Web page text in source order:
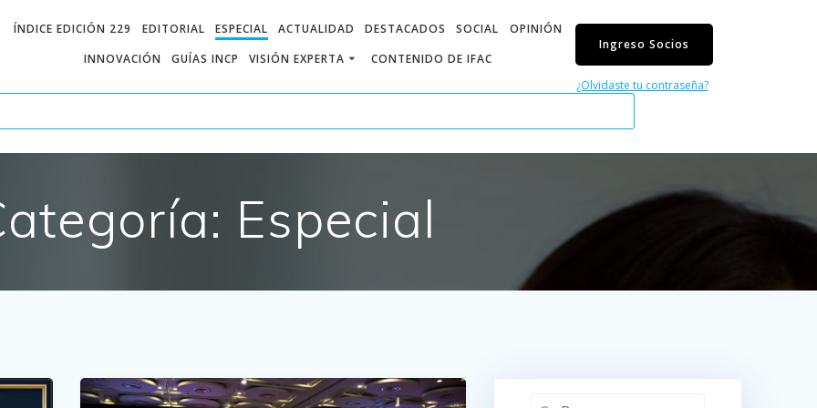
ÍNDICE EDICIÓN 229 EDITORIAL ESPECIAL ACTUALIDAD DESTACADOS SOCIAL
OPINIÓN
INNOVACIÓN
GUÍAS INCP VISIÓN EXPERTA CONTENIDO DE IFAC
Ingreso Socios
¿Olvidaste tu contraseña?
Especial
Buscar: